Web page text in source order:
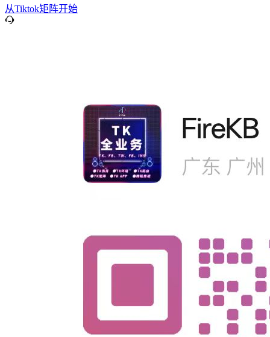
从Tiktok矩阵开始